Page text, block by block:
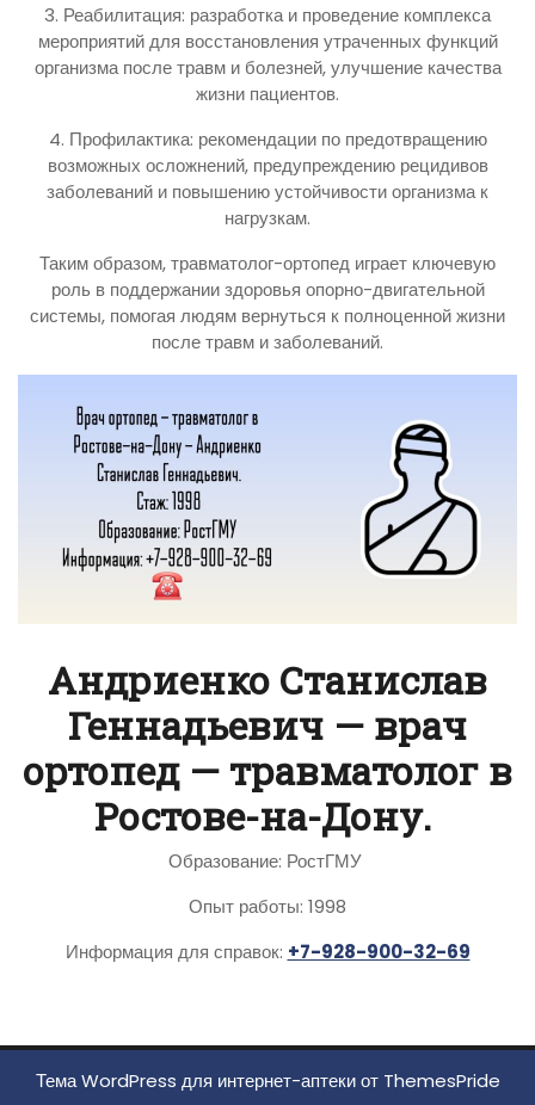
3. Реабилитация: разработка и проведение комплекса
мероприятий для восстановления утраченных функций
организма после травм и болезней, улучшение качества
жизни пациентов.
4. Профилактика: рекомендации по предотвращению
возможных осложнений, предупреждению рецидивов
заболеваний и повышению устойчивости организма к
нагрузкам.
Таким образом, травматолог-ортопед играет ключевую
роль в поддержании здоровья опорно-двигательной
системы, помогая людям вернуться к полноценной жизни
после травм и заболеваний.
Андриенко Станислав
Геннадьевич — врач
ортопед — травматолог в
Ростове-на-Дону.
Образование: РостГМУ
Опыт работы: 1998
Информация для справок: +7-928-900-32-69
Тема WordPress для интернет-аптекиот ThemesPride